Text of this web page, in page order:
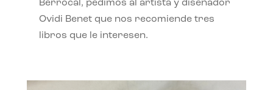
Berrocal, pedimos al artista y diseñador
Ovidi Benet que nos recomiende tres
libros que le interesen.